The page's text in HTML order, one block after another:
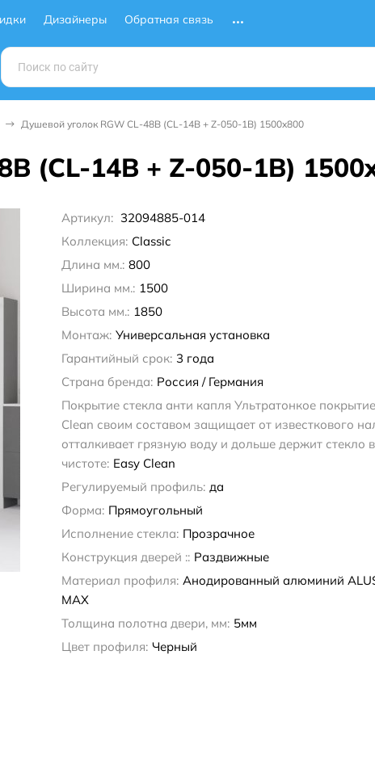
Дизайнеры Обратная связь
Душевой уголок RGW CL-48B (CL-14B + Z-050-1B) 1500x800
(CL-14B + Z-050-1B)
Артикул: 32094885-014
Коллекция: Classic
Длина мм.: 800
Ширина мм.: 1500
Высота мм.: 1850
Монтаж: Универсальная установка
Гарантийный срок: 3 года
Страна бренда: Россия / Германия
Покрытие стекла анти капля Ультратонкое
Clean своим составом защищает от известкового
отталкивает грязную воду и дольше держит стекло в
чистоте: Easy Clean
Регулируемый профиль: да
Форма: Прямоугольный
Исполнение стекла: Прозрачное
Конструкция дверей :: Раздвижные
Материал профиля: Анодированный алюминий
MAX
Толщина полотна двери, мм: 5мм
Цвет профиля: Черный